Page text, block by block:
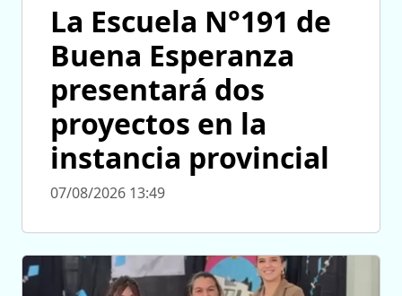
La Escuela N°191 de
Buena Esperanza
presentará dos
proyectos en la
instancia provincial
07/08/2026 13:49